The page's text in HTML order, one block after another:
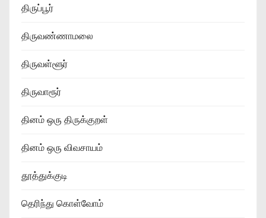
திருப்பூர்
திருவண்ணாமலை
திருவள்ளூர்
திருவாரூர்
தினம் ஒரு திருக்குறள்
தினம் ஒரு விவசாயம்
தூத்துக்குடி
தெரிந்து கொள்வோம்